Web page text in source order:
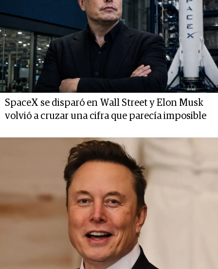
SpaceX se disparó en Wall Street y Elon Musk
volvió a cruzar una cifra que parecía imposible